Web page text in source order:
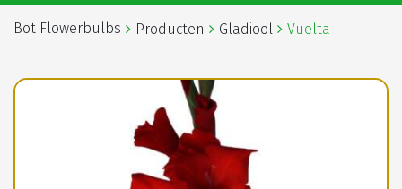
Bot Flowerbulbs Producten Gladiool Vuelta